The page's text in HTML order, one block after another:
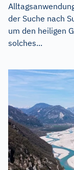
der Suche nach
um den heiligen
solches...